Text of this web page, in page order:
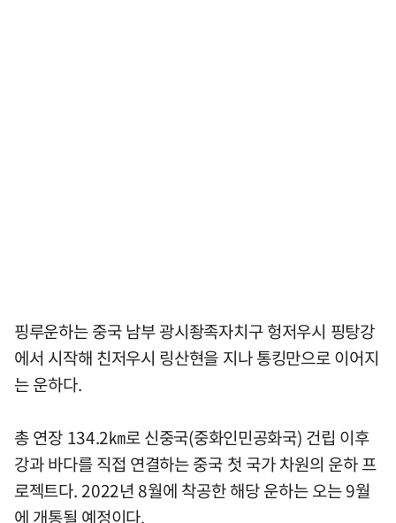
핑루운하는 중국 남부 광시좡족자치구 헝저우시 핑탕강
에서 시작해 친저우시 링산현을 지나 통킹만으로 이어지
는 운하다.
총 연장 134.2㎞로 신중국(중화인민공화국) 건립 이후
강과 바다를 직접 연결하는 중국 첫 국가 차원의 운하 프
로젝트다. 2022년 8월에 착공한 해당 운하는 오는 9월
에 개통될 예정이다.